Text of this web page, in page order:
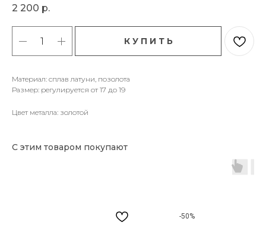
2 200 р.
К У П И Т Ь
Материал: сплав латуни, позолота
Размер: регулируется от 17 до 19
Цвет металла: золотой
С этим товаром покупают
-50%